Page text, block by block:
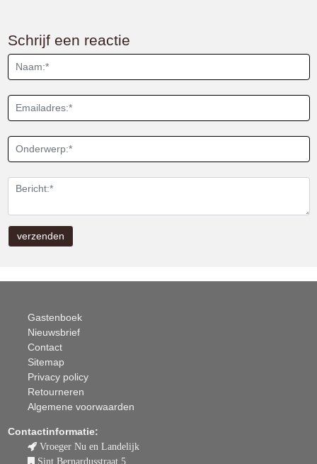
Schrijf een reactie
Gastenboek
Nieuwsbrief
Contact
Sitemap
Privacy policy
Retourneren
Algemene voorwaarden
Contactinformatie:
Vroeger Nu en Landelijk
Sint Bernardusstraat 5